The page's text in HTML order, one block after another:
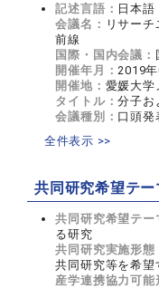
記述言語： 日本語
会議名： リサー
前線
国際・国内会議：
開催年月： 2019
開催地： 愛媛大学
タイトル：分子お
会議種別： 口頭発
全件表示 >>
共同研究希望テー
共同研究希望テー
る研究
共同研究実施形態
共同研究等を希望
産学連携協力可能